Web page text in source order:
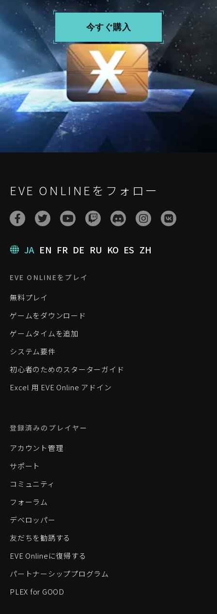
今すぐ購入
EVE ONLINEをフォロー
JA EN FR DE RU KO ES ZH
EVE ONLINEをプレイ
無料プレイ
ゲームをダウンロード
ゲームタイムを追加
システム要件
初心者のためのスターターガイド
Excel 用 EVE Online アドイン
登録済みのプレイヤー
アカウント管理
サポート
コミュニティ
フォーラム
デベロッパー
友だちを勧誘する
EVE Onlineに復帰する
パートナーシッププログラム
PLEX for GOOD